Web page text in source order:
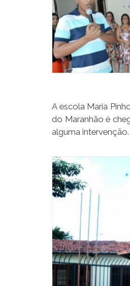
A escola Maria
do Maranhão é
alguma